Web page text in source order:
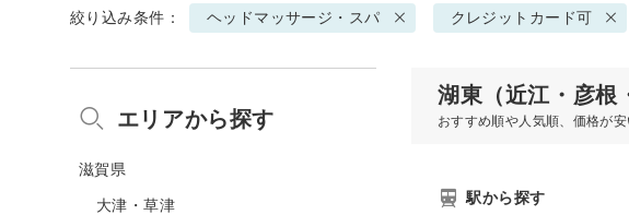
絞り込み条件： ヘッドマッサージ・スパ クレジットカード可
湖東（近江・彦根
おすすめ順や人気順、価格が
駅から探す
エリアから探す
滋賀県
大津・草津